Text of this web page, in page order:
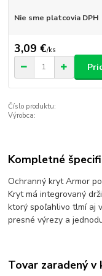
Nie sme platcovia DPH
3,09 €/ks
Číslo produktu:
Výrobca:
Kompletné
Ochranný kryt Armor
Kryt má integrovaný
ktorý spoľahlivo tlmí aj
presné výrezy a
Tovar zaradený v